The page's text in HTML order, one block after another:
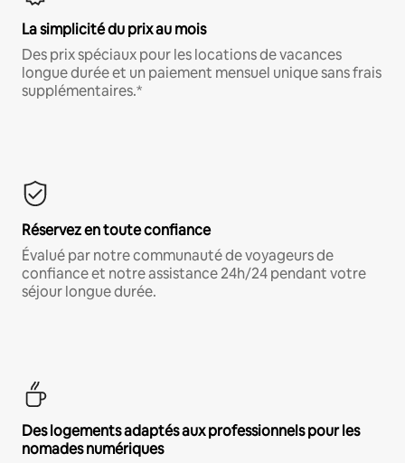
La simplicité du prix au mois
Des prix spéciaux pour les locations de vacances
longue durée et un paiement mensuel unique sans frais
supplémentaires.*
Réservez en toute confiance
Évalué par notre communauté de voyageurs de
confiance et notre assistance 24h/24 pendant votre
séjour longue durée.
Des logements adaptés aux professionnels pour les
nomades numériques